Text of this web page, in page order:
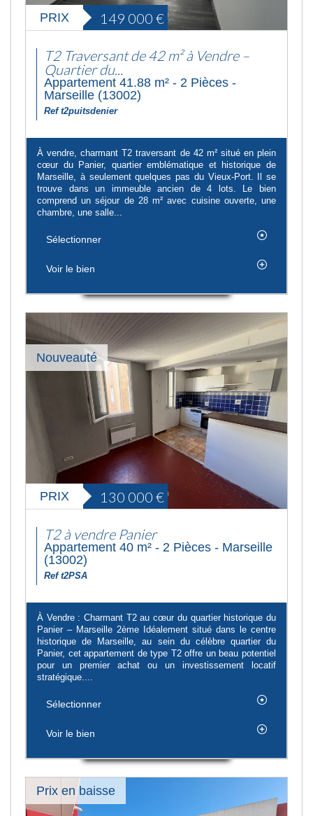
PRIX 149 000 €
T2 Traversant de 42 m² à Vendre –
Quartier du...
Appartement 41.88 m² - 2 Pièces -
Marseille (13002)
Ref t2puitsdenier
À vendre, charmant T2 traversant de 42 m² situé en plein
cœur du Panier, quartier emblématique et historique de
Marseille, à seulement quelques pas du Vieux-Port. Il se
trouve dans un immeuble ancien de 4 lots. Le bien
comprend un séjour de 28 m² avec cuisine ouverte, une
chambre, une salle...
Sélectionner
Voir le bien
Nouveauté
PRIX 130 000 €
T2 à vendre Panier
Appartement 40 m² - 2 Pièces - Marseille
(13002)
Ref t2PSA
À Vendre : Charmant T2 au cœur du quartier historique du
Panier – Marseille 2ème Idéalement situé dans le centre
historique de Marseille, au sein du célèbre quartier du
Panier, cet appartement de type T2 offre un beau potentiel
pour un premier achat ou un investissement locatif
stratégique....
Sélectionner
Voir le bien
Prix en baisse